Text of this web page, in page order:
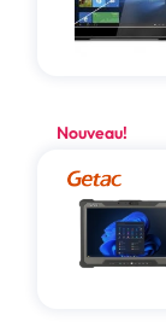
Nouveau!